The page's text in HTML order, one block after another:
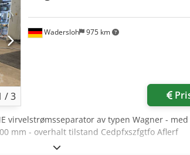
/3
Wadersloh 975 km
virvelstrømsseparator av typen Wagner -
mm - overhalt tilstand Cedpfxszfgtfo Aflerf